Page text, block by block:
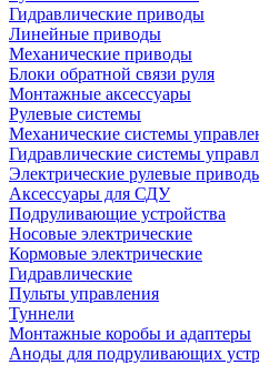
Гидравлические приводы
Линейные приводы
Механические приводы
Блоки обратной связи руля
Монтажные аксессуары
Рулевые системы
Механические системы
Гидравлические системы
Электрические рулевые
Аксессуары для СДУ
Подруливающие устройства
Носовые электрические
Кормовые электрические
Гидравлические
Пульты управления
Туннели
Монтажные коробы и адаптеры
Аноды для подруливающих